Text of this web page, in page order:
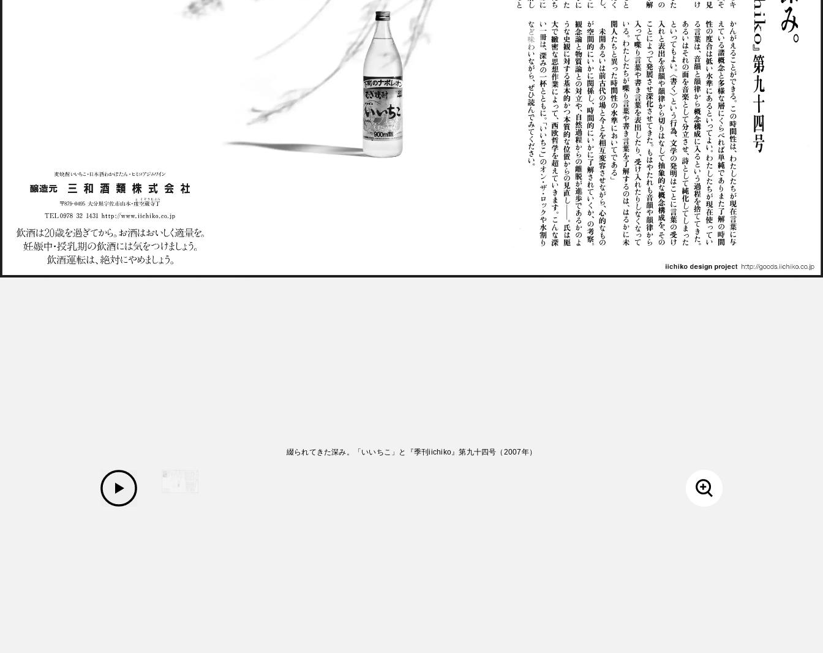
綴られてきた深み。「いいちこ」と『季刊iichiko』第九十四号 （ 2007年）